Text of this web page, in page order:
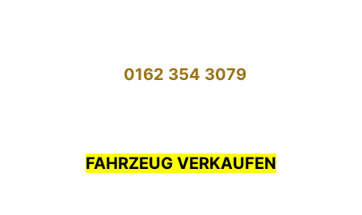
0162 354 3079
FAHRZEUG VERKAUFEN